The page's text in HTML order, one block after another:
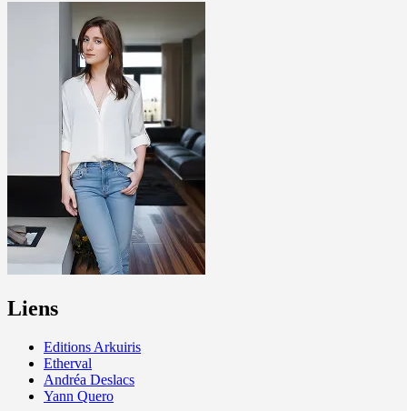
Liens
Editions Arkuiris
Etherval
Andréa Deslacs
Yann Quero